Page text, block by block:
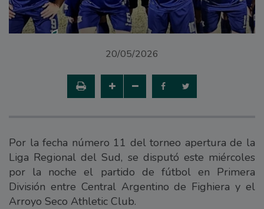
20/05/2026
Por la fecha número 11 del torneo apertura de la
Liga Regional del Sud, se disputó este miércoles
por la noche el partido de fútbol en Primera
División entre Central Argentino de Fighiera y el
Arroyo Seco Athletic Club.